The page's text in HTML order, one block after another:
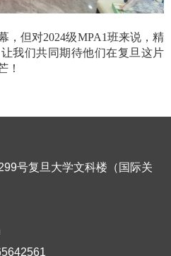
，但对2024级MPA1班来说，精
我们共同期待他们在复旦这片
！
号复旦大学文科楼（国际关